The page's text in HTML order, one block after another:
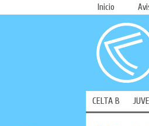
Inicio
CELTA B